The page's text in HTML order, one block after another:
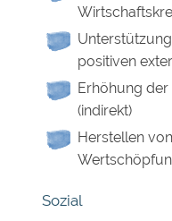
positiven
Erhöhung
(indirekt)
Herstellen
Sozial